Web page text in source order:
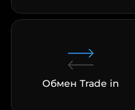
Обмен Trade in